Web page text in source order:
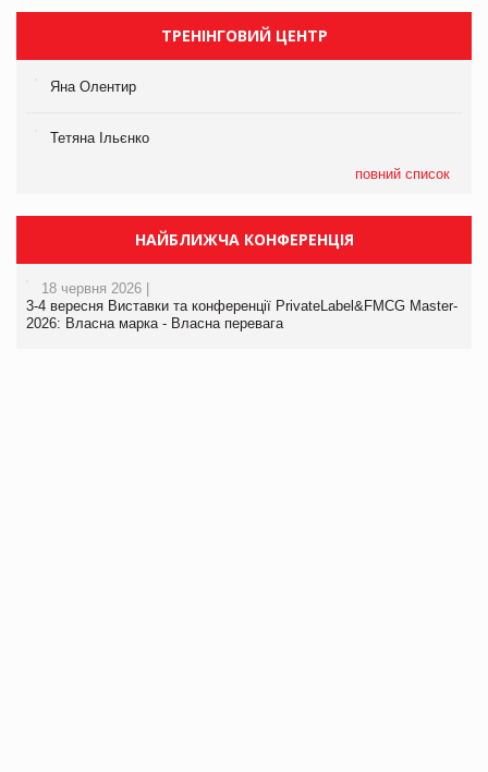
ТРЕНІНГОВИЙ ЦЕНТР
Яна Олентир
Тетяна Ільєнко
повний список
НАЙБЛИЖЧА КОНФЕРЕНЦІЯ
18 червня 2026 |
3-4 вересня Виставки та конференції PrivateLabel&FMCG Master-
2026: Власна марка - Власна перевага